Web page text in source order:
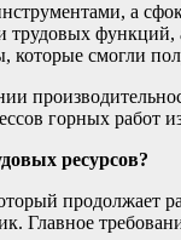
а
трудовых
смогли
горных работ
ресурсов?
продолжает
Главное